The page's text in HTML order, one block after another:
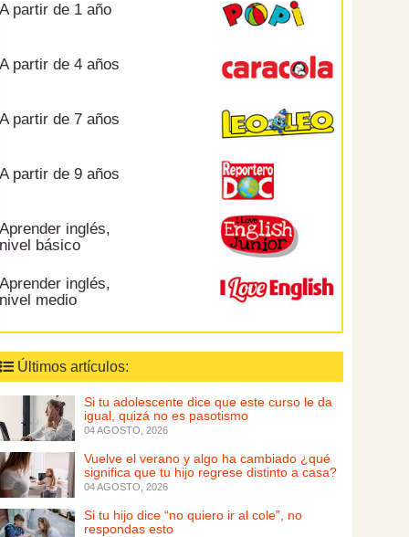
A partir de 1 año
A partir de 4 años
A partir de 7 años
A partir de 9 años
Aprender inglés,
nivel básico
Aprender inglés,
nivel medio
Últimos artículos:
Si tu adolescente dice que este curso le da
igual, quizá no es pasotismo
04 AGOSTO, 2026
Vuelve el verano y algo ha cambiado ¿qué
significa que tu hijo regrese distinto a casa?
04 AGOSTO, 2026
Si tu hijo dice “no quiero ir al cole”, no
respondas esto